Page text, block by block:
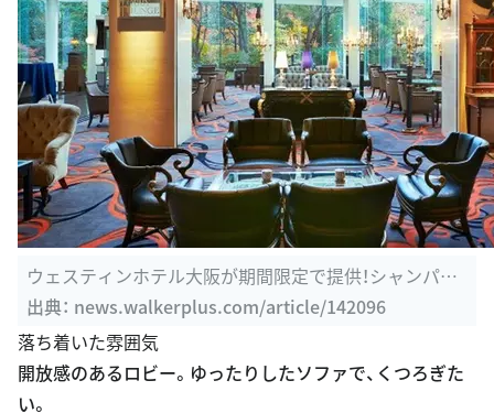
ウェスティンホテル大阪が期間限定で提供！シャンパン
と楽しむ ...
出典： news.walkerplus.com/article/142096
落ち着いた雰囲気
開放感のあるロビー。ゆったりしたソファで、くつろぎた
い。